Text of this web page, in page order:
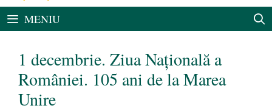
MENIU
1 decembrie. Ziua Națională a
României. 105 ani de la Marea
Unire